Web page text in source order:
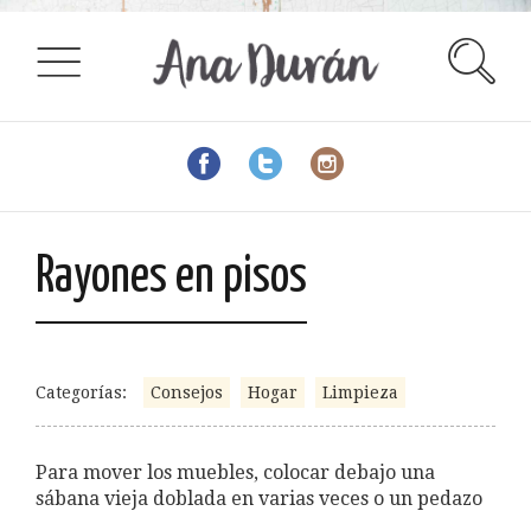
Rayones en pisos
Categorías: Consejos Hogar Limpieza
Para mover los muebles, colocar debajo una
sábana vieja doblada en varias veces o un pedazo